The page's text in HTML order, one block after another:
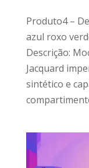
Produto4 –
azul roxo
Descrição:
Jacquard
sintético e